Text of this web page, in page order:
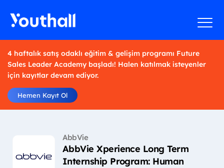
4 haftalık satış odaklı eğitim & gelişim programı Future
Sales Leader Academy başladı! Halen katılmak isteyenler
için kayıtlar devam ediyor.
Hemen Kayıt Ol
AbbVie
AbbVie Xperience Long Term
Internship Program: Human